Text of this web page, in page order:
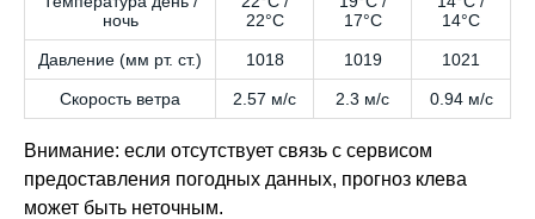
ночь
22°C
17°C
14°C
Давление (мм рт. ст.) 1018 1019 1021
Скорость ветра 2.57 м/с 2.3 м/с 0.94 м/с
Внимание: если отсутствует связь с сервисом
предоставления погодных данных, прогноз клева
может быть неточным.